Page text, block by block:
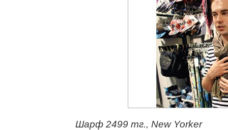
Шарф 2499 тг., New Yorker